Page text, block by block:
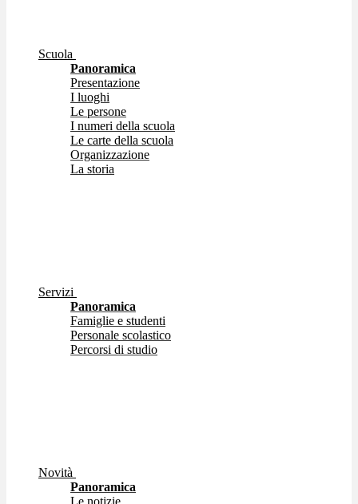
Scuola
Panoramica
Presentazione
I luoghi
Le persone
I numeri della scuola
Le carte della scuola
Organizzazione
La storia
Servizi
Panoramica
Famiglie e studenti
Personale scolastico
Percorsi di studio
Novità
Panoramica